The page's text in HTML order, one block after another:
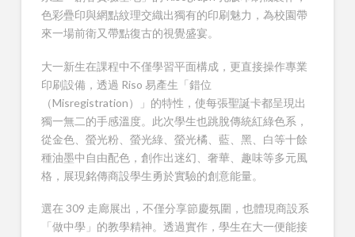
色彩疊印與網點紋理交織出獨有的印刷魅力，為校園帶
來一場前衛又帶點復古的視覺盛宴。
大一新生在課程中不僅學習平面構成，更直接操作專業
印刷設備，透過 Riso 易產生「錯位
（Misregistration）」的特性，使每張聖誕卡都呈現出
獨一無二的手感溫度。此次學生也跳脫傳統紅綠色系，
從金色、螢光粉、螢光綠、螢光橘、藍、黑、白等十餘
種油墨中自由配色，創作出迷幻、奢華、趣味等多元風
格，展現銘傳商設學生勇於實驗的創意能量。
選在 309 走廊展出，不僅分享節慶氛圍，也體現商設系
「做中學」的教學精神。透過實作，學生在大一便能接